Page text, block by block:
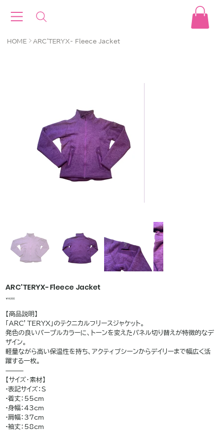
HOME > ARC'TERYX- Fleece Jacket
ARC'TERYX- Fleece Jacket
価
￥14,990
【商品説明】
「ARC’TERYX」のテクニカルフリースジャケット。
発色の良いパープルカラーに、トーンを変えたパネル切り替えが特徴的なデ
ザイン。
軽量ながら高い保温性を持ち、アクティブシーンからデイリーまで幅広く活
躍する一枚。
⸻
【サイズ・素材】
•表記サイズ：S
•着丈：55cm
•身幅：43cm
•肩幅：37cm
•袖丈：58cm